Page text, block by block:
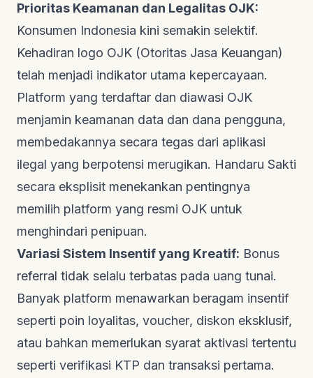
Prioritas Keamanan dan Legalitas OJK:
Konsumen Indonesia kini semakin selektif.
Kehadiran logo OJK (Otoritas Jasa Keuangan)
telah menjadi indikator utama kepercayaan.
Platform yang terdaftar dan diawasi OJK
menjamin keamanan data dan dana pengguna,
membedakannya secara tegas dari aplikasi
ilegal yang berpotensi merugikan. Handaru Sakti
secara eksplisit menekankan pentingnya
memilih platform yang resmi OJK untuk
menghindari penipuan.
Variasi Sistem Insentif yang Kreatif: Bonus
referral tidak selalu terbatas pada uang tunai.
Banyak platform menawarkan beragam insentif
seperti poin loyalitas, voucher, diskon eksklusif,
atau bahkan memerlukan syarat aktivasi tertentu
seperti verifikasi KTP dan transaksi pertama.